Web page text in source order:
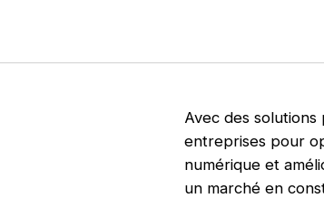
Avec des
entreprises pour
numérique et
un marché en